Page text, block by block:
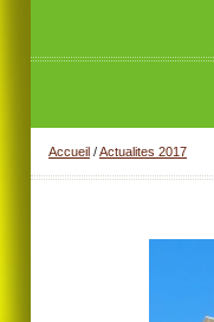
Accueil /Actualites 2017